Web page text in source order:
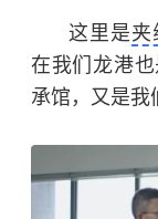
这里是夹
在我们龙港
承馆，又是我